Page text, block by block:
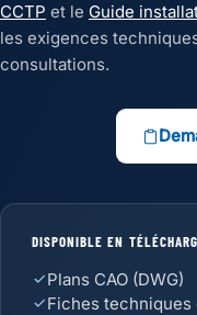
CCTP et le Guide
les exigences
consultations.
DISPONIBLE EN
Plans CAO (DWG)
Fiches techniques